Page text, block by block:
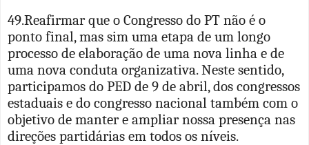
49.Reafirmar que o Congresso do PT não é o
ponto final, mas sim uma etapa de um longo
processo de elaboração de uma nova linha e de
uma nova conduta organizativa. Neste sentido,
participamos do PED de 9 de abril, dos congressos
estaduais e do congresso nacional também com o
objetivo de manter e ampliar nossa presença nas
direções partidárias em todos os níveis.